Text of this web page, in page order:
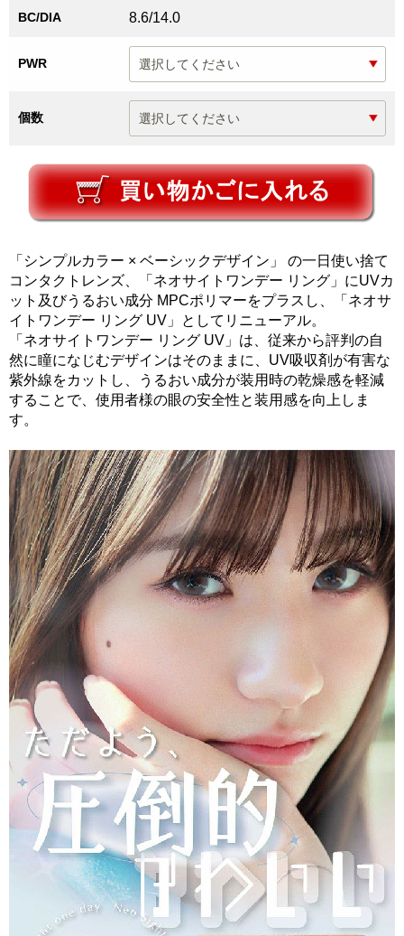
BC/DIA 8.6/14.0
PWR
個数
「シンプルカラー × ベーシックデザイン」 の一日使い捨て
コンタクトレンズ、「ネオサイトワンデー リング」にUVカ
ット及びうるおい成分 MPCポリマーをプラスし、「ネオサ
イトワンデー リング UV」としてリニューアル。
「ネオサイトワンデー リング UV」は、従来から評判の自
然に瞳になじむデザインはそのままに、UV吸収剤が有害な
紫外線をカットし、うるおい成分が装用時の乾燥感を軽減
することで、使用者様の眼の安全性と装用感を向上しま
す。